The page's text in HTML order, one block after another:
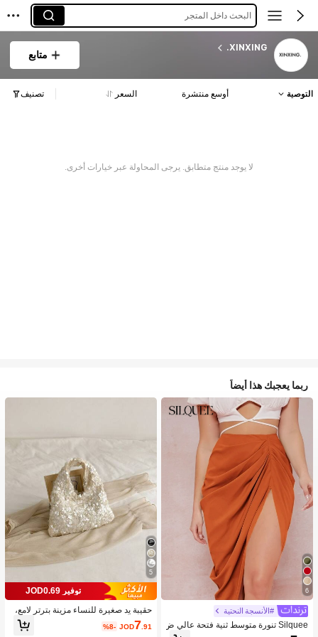
البحث داخل المتجر
XINXING.
متابع
التوصية أوسع منتشرة السعر تصنيف
لا يوجد منتج متطابق. يرجى المحاولة عبر خيارات أخرى.
ربما يعجبك هذا أيضاً
6
#الأنسجة النحتية
Silquee تنورة متوسط ثنية فتحة عالي ض
5
توفير JOD0.69
حقيبة يد صغيرة للنساء مزينة بترتر لامع،
قابضة أنيقة للسهرات مناسبة للمواعيد وا
لحفلات والمناسبات
JOD7 .91
%8-